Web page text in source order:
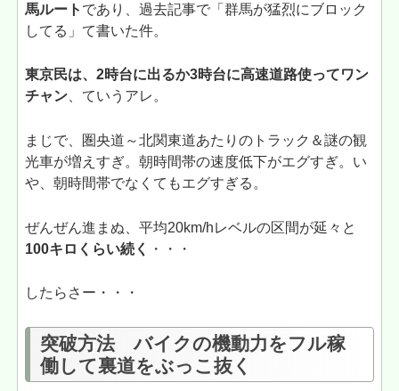
馬ルート であり、過去記事で「群馬が猛烈にブロック
してる」て書いた件。
東京民は、2時台に出るか3時台に高速道路使ってワン
チャン、ていうアレ。
まじで、圏央道～北関東道あたりのトラック＆謎の観
光車が増えすぎ。朝時間帯の速度低下がエグすぎ。い
や、朝時間帯でなくてもエグすぎる。
ぜんぜん進まぬ、平均20km/hレベルの区間が延々と
100キロくらい続く
・・・
したらさー・・・
突破方法 バイクの機動力をフル稼
働して裏道をぶっこ抜く